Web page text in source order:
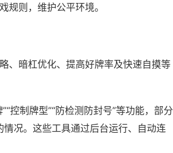
规则，维护公平环境。
、暗杠优化、提高好牌率及快速自摸等
控制牌型”“防检测防封号”等功能，部分
情况。这些工具通过后台运行、自动连